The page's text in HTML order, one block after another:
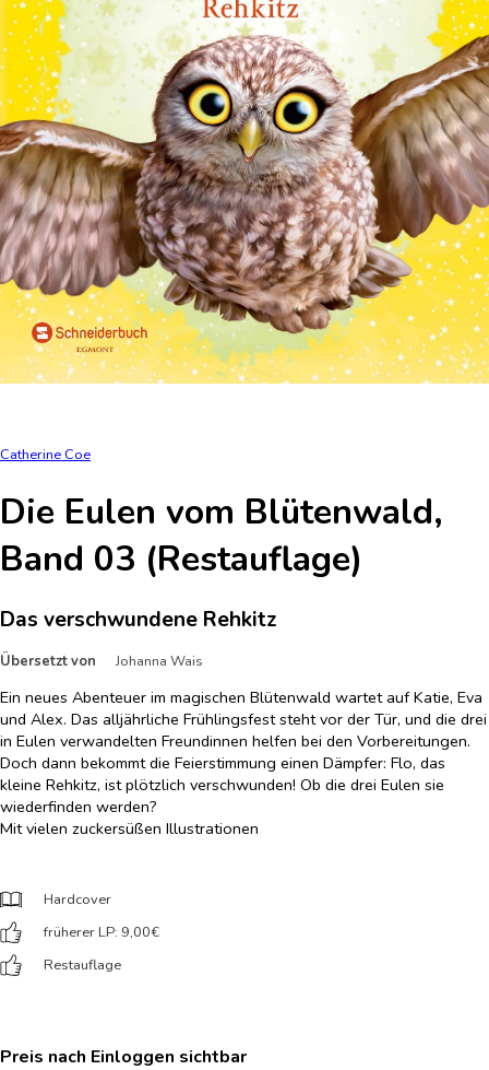
Catherine Coe
Die Eulen vom Blütenwald,
Band 03 (Restauflage)
Das verschwundene Rehkitz
Übersetzt von Johanna Wais
Ein neues Abenteuer im magischen Blütenwald wartet auf Katie, Eva
und Alex. Das alljährliche Frühlingsfest steht vor der Tür, und die drei
in Eulen verwandelten Freundinnen helfen bei den Vorbereitungen.
Doch dann bekommt die Feierstimmung einen Dämpfer: Flo, das
kleine Rehkitz, ist plötzlich verschwunden! Ob die drei Eulen sie
wiederfinden werden?
Mit vielen zuckersüßen Illustrationen
Hardcover
früherer LP: 9,00€
Restauflage
Preis nach Einloggen sichtbar